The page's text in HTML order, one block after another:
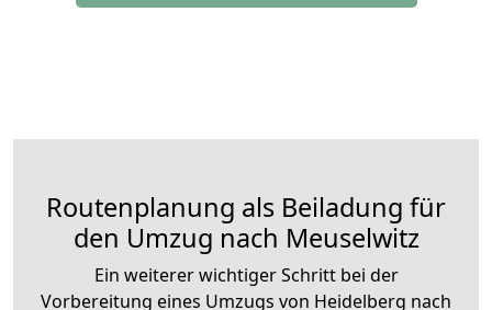
Routenplanung als Beiladung für
den Umzug nach Meuselwitz
Ein weiterer wichtiger Schritt bei der
Vorbereitung eines Umzugs von Heidelberg nach